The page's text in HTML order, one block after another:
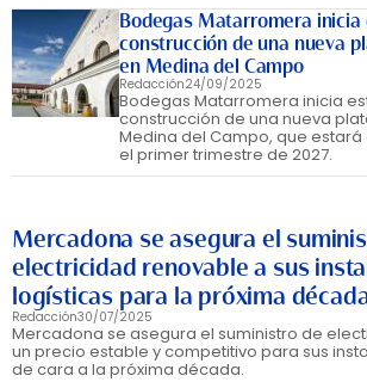
Bodegas Matarromera inicia
construcción de una nueva
en Medina del Campo
Redacción24/09/2025
Bodegas Matarromera inicia
construcción de una nueva
Medina del Campo, que
el primer trimestre de 2027.
Mercadona se asegura el
electricidad renovable a sus
logísticas para la próxima
Redacción30/07/2025
Mercadona se asegura el suministro de
un precio estable y competitivo para sus
de cara a la próxima década.